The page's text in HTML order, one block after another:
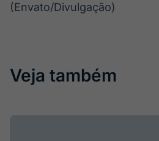
(Envato/Divulgação)
Veja também